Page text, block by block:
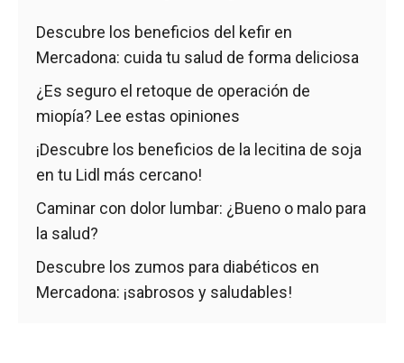
Descubre los beneficios del kefir en
Mercadona: cuida tu salud de forma deliciosa
¿Es seguro el retoque de operación de
miopía? Lee estas opiniones
¡Descubre los beneficios de la lecitina de soja
en tu Lidl más cercano!
Caminar con dolor lumbar: ¿Bueno o malo para
la salud?
Descubre los zumos para diabéticos en
Mercadona: ¡sabrosos y saludables!